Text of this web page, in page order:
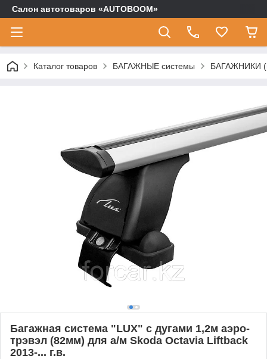
Салон автотоваров «AUTOBOOM»
Каталог товаров БАГАЖНЫЕ системы БАГАЖНИКИ
Багажная система "LUX" с дугами 1,2м аэро-
трэвэл (82мм) для а/м Skoda Octavia Liftback
2013-... г.в.